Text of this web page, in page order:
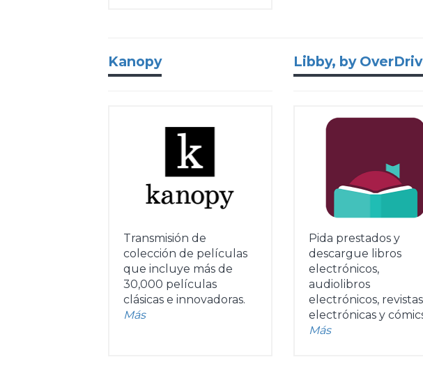
Kanopy
Transmisión de
colección de películas
que incluye más de
30,000 películas
clásicas e innovadoras.
Más
Libby, by
Pida prestados y
descargue libros
electrónicos,
audiolibros
electrónicos, revistas
electrónicas y
Más